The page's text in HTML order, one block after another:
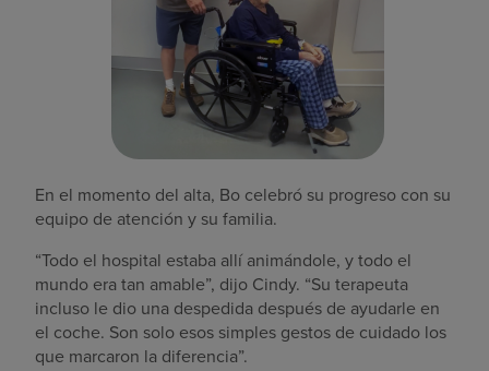
En el momento del alta, Bo celebró su progreso con su
equipo de atención y su familia.
“Todo el hospital estaba allí animándole, y todo el
mundo era tan amable”, dijo Cindy. “Su terapeuta
incluso le dio una despedida después de ayudarle en
el coche. Son solo esos simples gestos de cuidado los
que marcaron la diferencia”.